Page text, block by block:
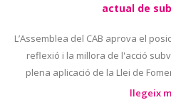
actual de
L’Assemblea del CAB aprova el
reflexió i la millora de l'acció
plena aplicació de la Llei de
llegeix